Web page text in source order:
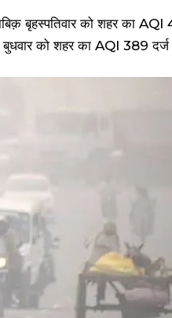
बृहस्पतिवार को शहर का AQI
को शहर का AQI 389 दर्ज